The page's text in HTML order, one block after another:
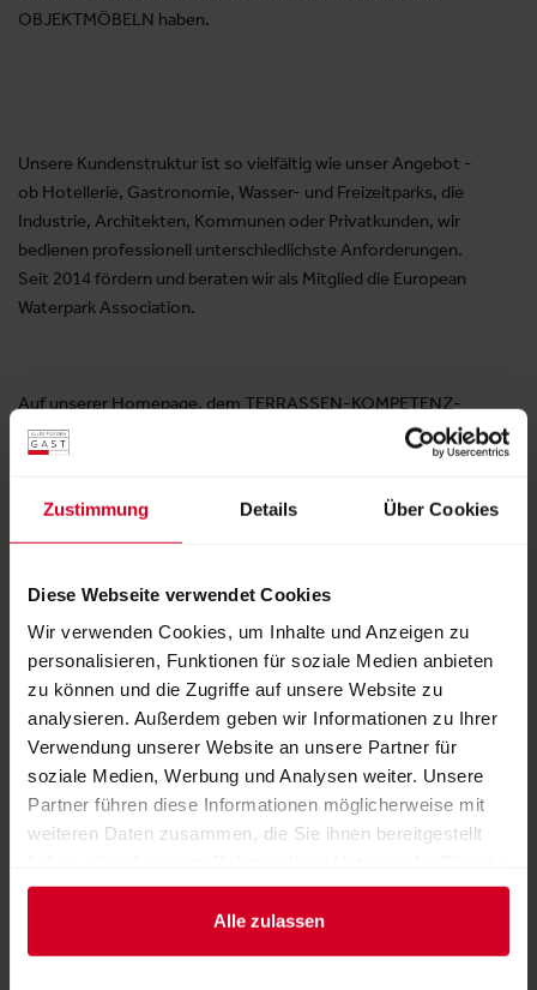
Zustimmung Details Über Cookies
Diese Webseite verwendet Cookies
Wir verwenden Cookies, um Inhalte und Anzeigen zu
personalisieren, Funktionen für soziale Medien anbieten
zu können und die Zugriffe auf unsere Website zu
analysieren. Außerdem geben wir Informationen zu Ihrer
Verwendung unserer Website an unsere Partner für
soziale Medien, Werbung und Analysen weiter. Unsere
Partner führen diese Informationen möglicherweise mit
weiteren Daten zusammen, die Sie ihnen bereitgestellt
gesammelt haben.
Alle zulassen
OBJEKTMÖBELN haben.
Unsere Kundenstruktur ist so vielfältig wie unser Angebot -
ob Hotellerie, Gastronomie, Wasser- und Freizeitparks, die
Industrie, Architekten, Kommunen oder Privatkunden, wir
bedienen professionell unterschiedlichste Anforderungen.
Seit 2014 fördern und beraten wir als Mitglied die European
Waterpark Association.
Auf unserer Homepage, dem TERRASSEN-KOMPETENZ-
ZENTRUM in Tuttlingen, dem HOTEL-KOMPETENZ-
ZENTRUM in München, und auf nationalen und
Lösungen, eben
WETTERSCHUTZ
->Imagebroschüre
Produktgruppen
Mobiliar
Sonnen- und Wetterschutz
Galerie der Produkte und Dienstleistungen